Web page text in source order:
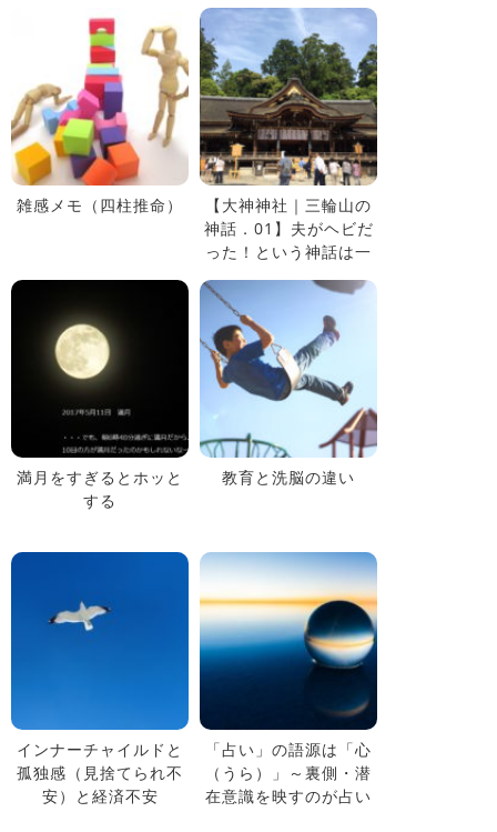
shoe pinches.─
雑感メモ（四柱推命）
【大神神社｜三輪山の
神話．01】夫がヘビだ
った！という神話は一
満月をすぎるとホッと
する
教育と洗脳の違い
インナーチャイルドと
孤独感（見捨てられ不
安）と経済不安
「占い」の語源は「心
（うら）」～裏側・潜
在意識を映すのが占い